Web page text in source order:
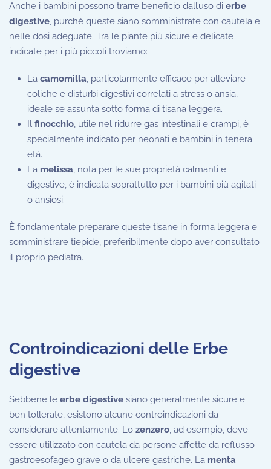
Anche i bambini possono trarre beneficio dall’uso di erbe
digestive, purché queste siano somministrate con cautela e
nelle dosi adeguate. Tra le piante più sicure e delicate
indicate per i più piccoli troviamo:
La camomilla, particolarmente efficace per alleviare
coliche e disturbi digestivi correlati a stress o ansia,
ideale se assunta sotto forma di tisana leggera.
Il finocchio, utile nel ridurre gas intestinali e crampi, è
specialmente indicato per neonati e bambini in tenera
età.
La melissa, nota per le sue proprietà calmanti e
digestive, è indicata soprattutto per i bambini più agitati
o ansiosi.
È fondamentale preparare queste tisane in forma leggera e
somministrare tiepide, preferibilmente dopo aver consultato
il proprio pediatra.
Controindicazioni delle Erbe
digestive
Sebbene le erbe digestive siano generalmente sicure e
ben tollerate, esistono alcune controindicazioni da
considerare attentamente. Lo zenzero, ad esempio, deve
essere utilizzato con cautela da persone affette da reflusso
gastroesofageo grave o da ulcere gastriche. La menta